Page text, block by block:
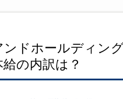
ンドホールディン
の内訳は？